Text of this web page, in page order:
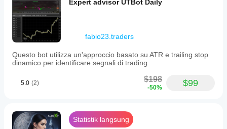
Expert advisor UTBot Daily
fabio23.traders
Questo bot utilizza un'approccio basato su ATR e trailing stop
dinamico per identificare segnali di trading
5.0 (2) $198
-50% $99
Statistik langsung